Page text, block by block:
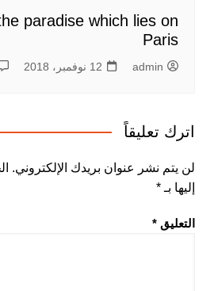
paradise which lies on
Paris
admin 12 نوفمبر، 2018
اترك تعليقاً
لن يتم نشر عنوان بريدك الإلكتروني.
إليها بـ *
التعليق *